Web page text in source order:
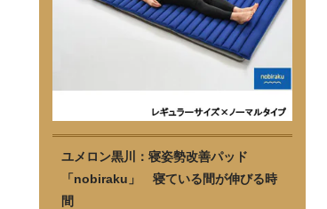
ユメロン黒川：寝姿勢改善パッド
「nobiraku」 寝ている間が伸びる時
間